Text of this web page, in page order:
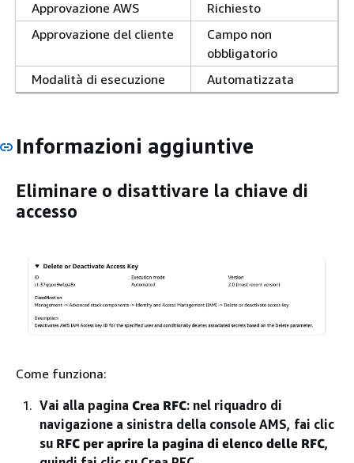
Approvazione AWS
Richiesto
Approvazione del cliente
Campo non
obbligatorio
Modalità di esecuzione
Automatizzata
Informazioni aggiuntive
Eliminare o disattivare la chiave di
accesso
Come funziona:
Vai alla pagina Crea RFC: nel riquadro di
navigazione a sinistra della console AMS, fai clic
su RFC per aprire la pagina di elenco delle RFC,